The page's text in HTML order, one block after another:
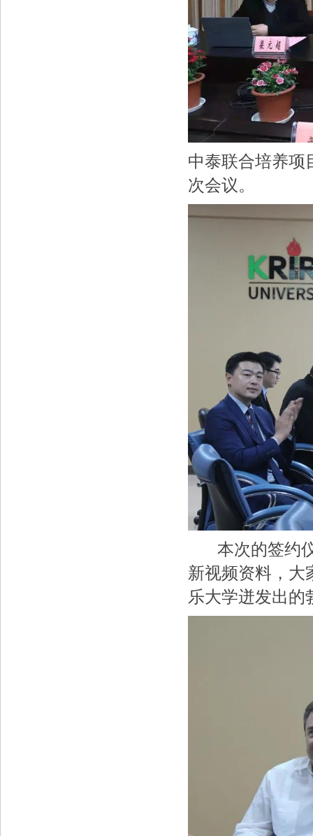
中泰联合培养项
次会议。
本次的签约仪
新视频资料，大
乐大学迸发出的